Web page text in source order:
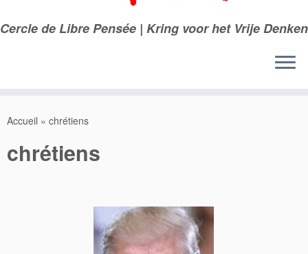
Cercle de Libre Pensée | Kring voor het Vrije Denken
Accueil » chrétiens
chrétiens